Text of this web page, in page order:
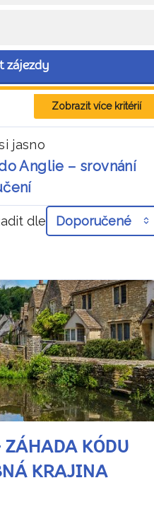
zájezdy
Zobrazit více kritérií
jasno
Anglie – srovnání
dle Doporučené
KÓDU
KRAJINA